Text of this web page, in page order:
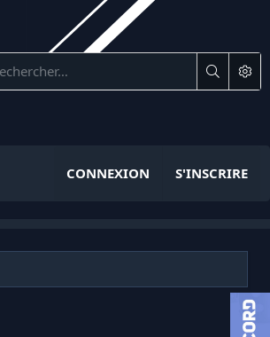
CONNEXION S'INSCRIRE